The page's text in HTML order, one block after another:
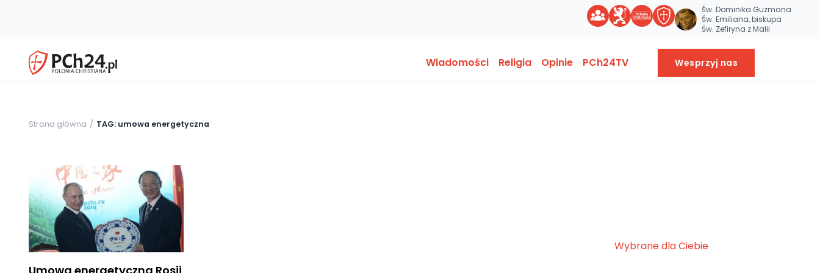
Św. Dominika Guzmana
Św. Emiliana, biskupa
Św. Zefiryna z Malii
Wiadomości Religia Opinie PCh24TV Wesprzyj nas
Strona główna TAG: umowa energetyczna
Wybrane dla Ciebie